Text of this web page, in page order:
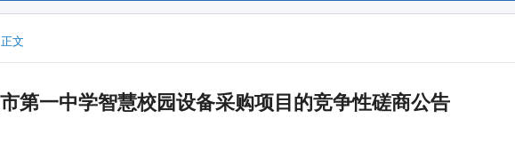
正文
第一中学智慧校园设备采购项目的竞争性磋商公告